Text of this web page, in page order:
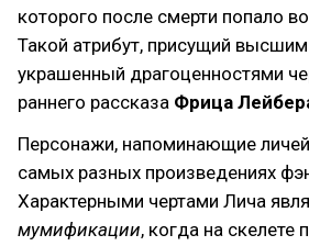
которого после смерти попало
Такой атрибут, присущий
украшенный драгоценностями
раннего рассказа Фрица
Персонажи, напоминающие
самых разных произведениях
Характерными чертами Лича
мумификации, когда на скелете